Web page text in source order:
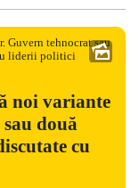
noi variante
două
cu